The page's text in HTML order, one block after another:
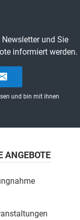
und Sie
informiert werden.
und bin mit ihnen
ANGEBOTE